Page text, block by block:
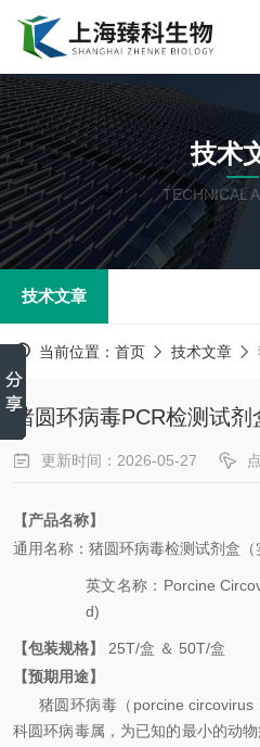
技术
TECHNICAL
技术文章
当前位置： 首页 技术文章
猪圆环病毒PCR检测试剂
更新时间：2026-05-27
【产品名称】
通用名称： 猪圆环病毒检测试剂盒（
英文名称 ： Porcine
d)
【包装规格】 25T/盒 ＆ 50T/盒
【预期用途】
猪圆环病毒（ porcine circovirus
科圆环病毒属，为已知的最小的动